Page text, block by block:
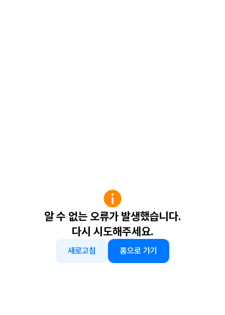
알 수 없는 오류가 발생했습니다.
다시 시도해주세요.
새로고침 홈으로 가기